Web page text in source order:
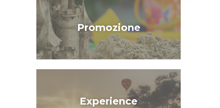
Promozione
Experience